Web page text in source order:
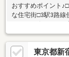
おすすめポイント
な住宅街□3駅3路線
□食洗器□床暖房□全
東京都新